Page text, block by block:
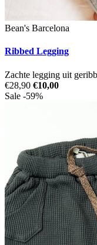
Bean's Barcelona
Ribbed Legging
Zachte legging uit
€28,90 €10,00
Sale -59%